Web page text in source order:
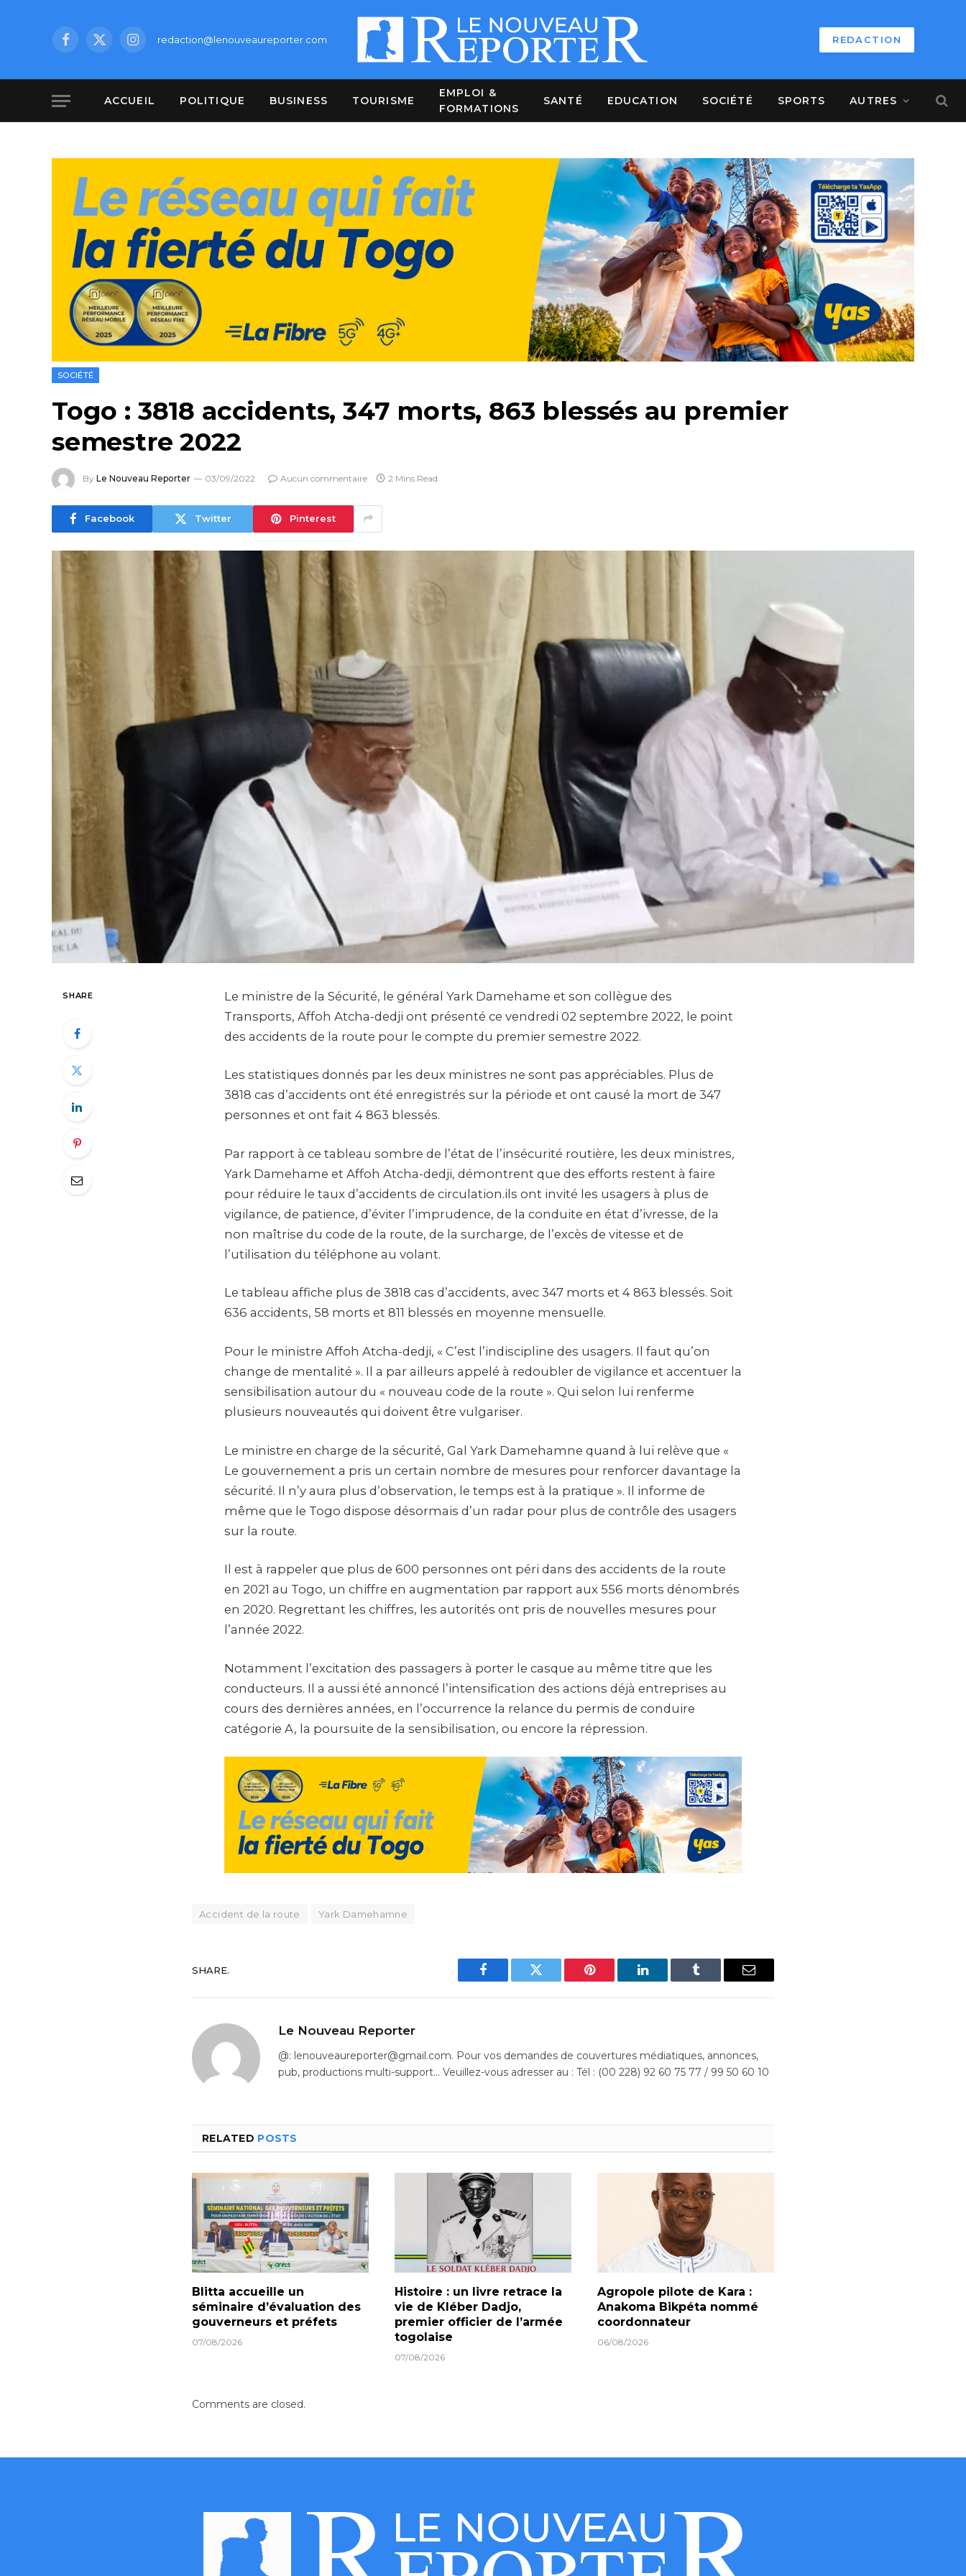
Facebook
X
Instagramredaction@lenouveaureporter.com REDACTION
ACCUEIL POLITIQUE BUSINESS TOURISME
EMPLOI &
FORMATIONS
SANTÉ EDUCATION SOCIÉTÉ SPORTS AUTRES
SOCIÉTÉ
Togo : 3818 accidents, 347 morts, 863 blessés au premier
semestre 2022
By Le Nouveau Reporter 03/09/2022 Aucun commentaire 2 Mins Read
Facebook Twitter Pinterest
SHARE
Le ministre de la Sécurité, le général Yark Damehame et son collègue des
Transports, Affoh Atcha-dedji ont présenté ce vendredi 02 septembre 2022, le point
des accidents de la route pour le compte du premier semestre 2022.
Les statistiques donnés par les deux ministres ne sont pas appréciables. Plus de
3818 cas d’accidents ont été enregistrés sur la période et ont causé la mort de 347
personnes et ont fait 4 863 blessés.
Par rapport à ce tableau sombre de l’état de l’insécurité routière, les deux ministres,
Yark Damehame et Affoh Atcha-dedji, démontrent que des efforts restent à faire
pour réduire le taux d’accidents de circulation.ils ont invité les usagers à plus de
vigilance, de patience, d’éviter l’imprudence, de la conduite en état d’ivresse, de la
non maîtrise du code de la route, de la surcharge, de l’excès de vitesse et de
l’utilisation du téléphone au volant.
Le tableau affiche plus de 3818 cas d’accidents, avec 347 morts et 4 863 blessés. Soit
636 accidents, 58 morts et 811 blessés en moyenne mensuelle.
Pour le ministre Affoh Atcha-dedji, « C’est l’indiscipline des usagers. Il faut qu’on
change de mentalité ». Il a par ailleurs appelé à redoubler de vigilance et accentuer la
sensibilisation autour du « nouveau code de la route ». Qui selon lui renferme
plusieurs nouveautés qui doivent être vulgariser.
Le ministre en charge de la sécurité, Gal Yark Damehamne quand à lui relève que «
Le gouvernement a pris un certain nombre de mesures pour renforcer davantage la
sécurité. Il n’y aura plus d’observation, le temps est à la pratique ». Il informe de
même que le Togo dispose désormais d’un radar pour plus de contrôle des usagers
sur la route.
Il est à rappeler que plus de 600 personnes ont péri dans des accidents de la route
en 2021 au Togo, un chiffre en augmentation par rapport aux 556 morts dénombrés
en 2020. Regrettant les chiffres, les autorités ont pris de nouvelles mesures pour
l’année 2022.
Notamment l’excitation des passagers à porter le casque au même titre que les
conducteurs. Il a aussi été annoncé l’intensification des actions déjà entreprises au
cours des dernières années, en l’occurrence la relance du permis de conduire
catégorie A, la poursuite de la sensibilisation, ou encore la répression.
Accident de la route Yark Damehamne
SHARE.
Facebook Twitter Pinterest LinkedIn Tumblr Email
Le Nouveau Reporter
@: lenouveaureporter@gmail.com. Pour vos demandes de couvertures médiatiques, annonces,
pub, productions multi-support… Veuillez-vous adresser au : Tél : (00 228) 92 60 75 77 / 99 50 60 10
RELATED POSTS
Blitta accueille un
séminaire d’évaluation des
gouverneurs et préfets
07/08/2026
Histoire : un livre retrace la
vie de Kléber Dadjo,
premier officier de l’armée
togolaise
07/08/2026
Agropole pilote de Kara :
Anakoma Bikpéta nommé
coordonnateur
06/08/2026
Comments are closed.